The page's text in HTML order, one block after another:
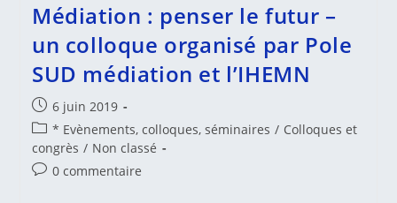
Coeur
D’un
Monde
En
Transition
!
Médiation : penser le futur –
un colloque organisé par Pole
SUD médiation et l’IHEMN
Publication
publiée :
6 juin 2019
Post
category:
* Evènements, colloques, séminaires / Colloques et
congrès / Non classé
Commentaires
0 commentaire